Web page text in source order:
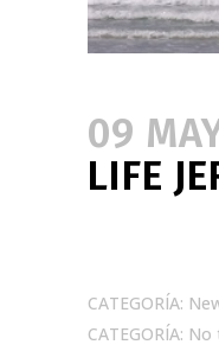
09
LIFE
CATEGORÍA:
CATEGORÍA: